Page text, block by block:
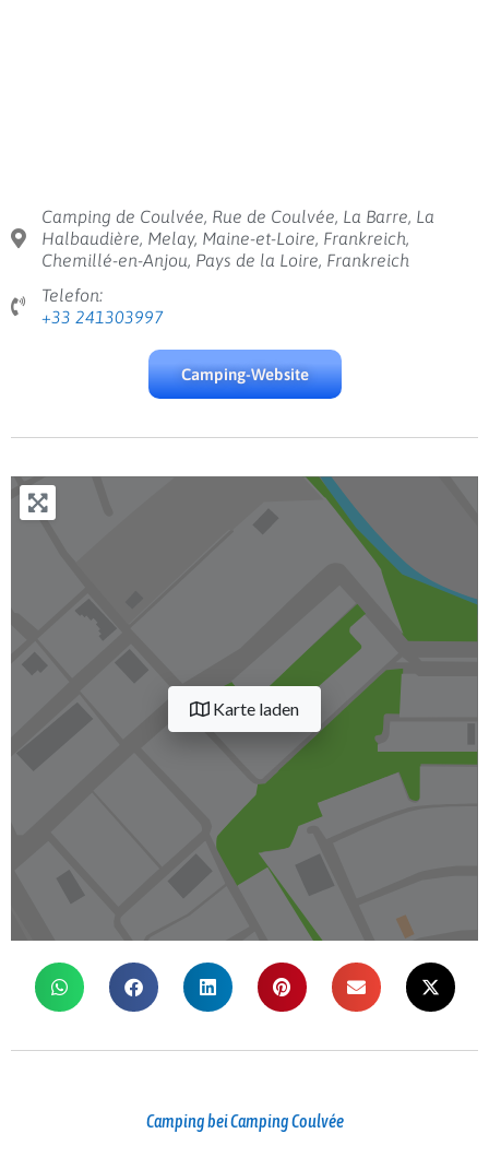
Camping de Coulvée, Rue de Coulvée, La Barre, La
Halbaudière, Melay, Maine-et-Loire, Frankreich,
Chemillé-en-Anjou, Pays de la Loire, Frankreich
Telefon:
+33 241303997
Camping-Website
Karte laden
Camping bei Camping Coulvée